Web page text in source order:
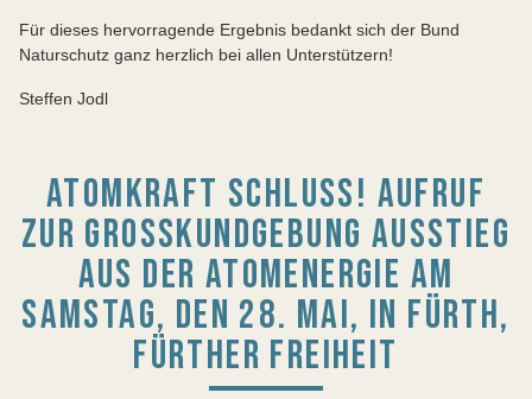
Für dieses hervorragende Ergebnis bedankt sich der Bund
Naturschutz ganz herzlich bei allen Unterstützern!
Steffen Jodl
ATOMKRAFT SCHLUSS! AUFRUF
ZUR GROSSKUNDGEBUNG AUSSTIEG A
US DER ATOMENERGIE AM S
AMSTAG, DEN 28. MAI, IN FÜRTH, F
ÜRTHER FREIHEIT